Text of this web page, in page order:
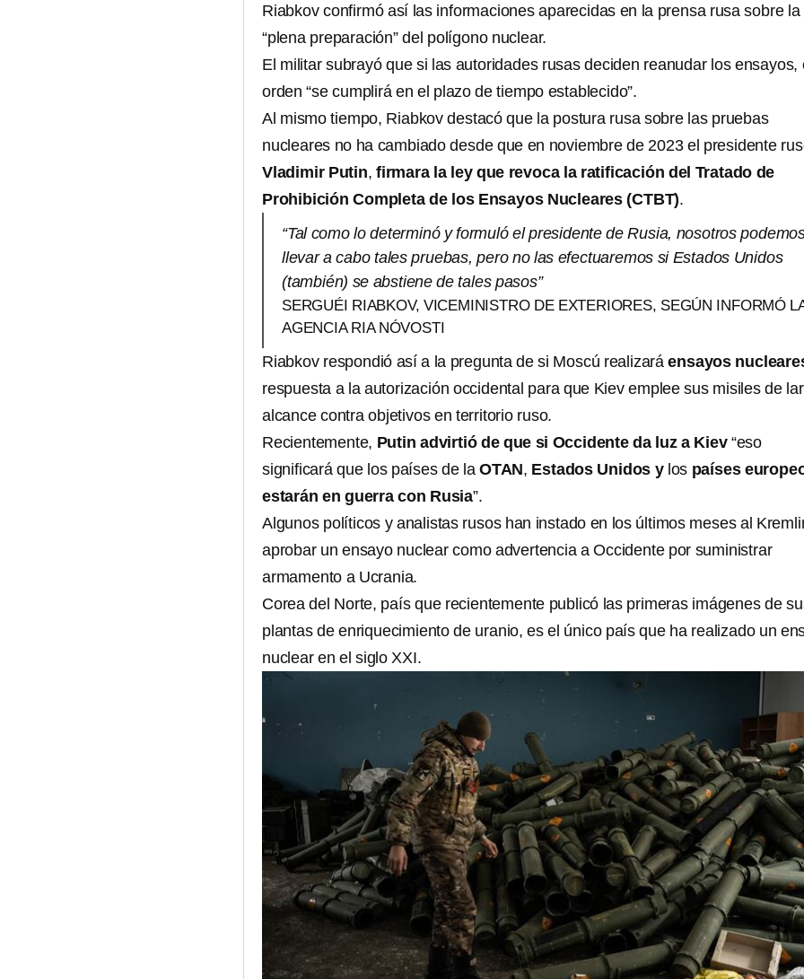
Riabkov confirmó así las informaciones aparecidas en la prensa rusa sobre la
“plena preparación” del polígono nuclear.
El militar subrayó que si las autoridades rusas deciden reanudar los ensayos,
orden “se cumplirá en el plazo de tiempo establecido”.
Al mismo tiempo, Riabkov destacó que la postura rusa sobre las pruebas
nucleares no ha cambiado desde que en noviembre de 2023 el presidente
Vladimir Putin,firmara la ley que revoca la ratificación del Tratado de
Prohibición Completa de los Ensayos Nucleares (CTBT).
“Tal como lo determinó y formuló el presidente de Rusia, nosotros
llevar a cabo tales pruebas, pero no las efectuaremos si Estados Unidos
(también) se abstiene de tales pasos”
SERGUÉI RIABKOV, VICEMINISTRO DE EXTERIORES, SEGÚN INFORMÓ
AGENCIA RIA NÓVOSTI
Riabkov respondió así a la pregunta de si Moscú realizaráensayos
respuesta a la autorización occidental para que Kiev emplee sus misiles de
alcance contra objetivos en territorio ruso.
Recientemente, Putin advirtió de que si Occidente da luz a Kiev“eso
significará que los países de laOTAN, Estados Unidos ylos países
estarán en guerra con Rusia”.
Algunos políticos y analistas rusos han instado en los últimos meses al
aprobar un ensayo nuclear como advertencia a Occidente por suministrar
armamento a Ucrania.
Corea del Norte, país que recientemente publicó las primeras imágenes de
plantas de enriquecimiento de uranio, es el único país que ha realizado un
nuclear en el siglo XXI.